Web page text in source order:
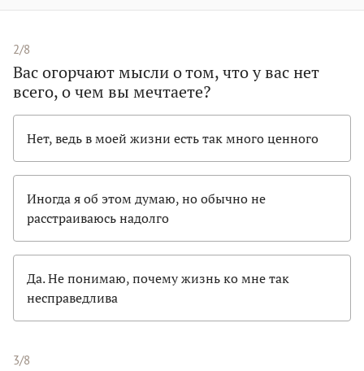
2/8
Вас огорчают мысли о том, что у вас нет
всего, о чем вы мечтаете?
Нет, ведь в моей жизни есть так много ценного
Иногда я об этом думаю, но обычно не
расстраиваюсь надолго
Да. Не понимаю, почему жизнь ко мне так
несправедлива
3/8